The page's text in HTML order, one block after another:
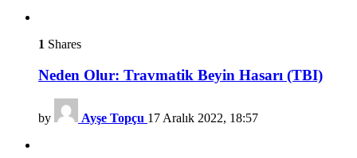
1 Shares
Neden Olur: Travmatik Beyin Hasarı (TBI)
by Ayşe Topçu 17 Aralık 2022, 18:57